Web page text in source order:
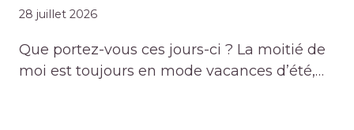
28 juillet 2026
Que portez-vous ces jours-ci ? La moitié de
moi est toujours en mode vacances d’été,…